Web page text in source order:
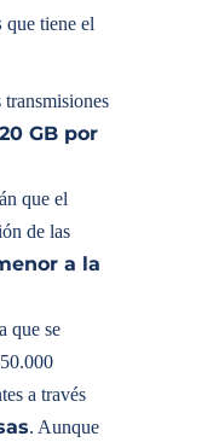
que tiene el
transmisiones
GB por
que el
de las
a la
que se
a través
. Aunque